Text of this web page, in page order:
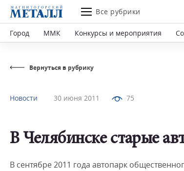
Все рубрики
Город ММК Конкурсы и мероприятия
Вернуться в рубрику
Новости 30 июня 2011 75
В Челябинске старые
В сентябре 2011 года автопарк